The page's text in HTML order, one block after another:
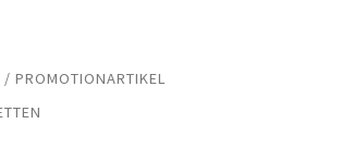
/ PROMOTIONARTIKEL